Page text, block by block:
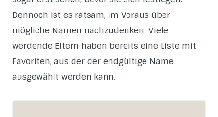
Dennoch ist es ratsam, im Voraus über
mögliche Namen nachzudenken. Viele
werdende Eltern haben bereits eine Liste mit
Favoriten, aus der der endgültige Name
ausgewählt werden kann.